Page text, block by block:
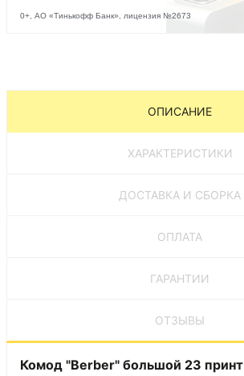
0+, АО «Тинькофф Банк», лицензия №2673
ОПИСАНИЕ
ХАРАКТЕРИСТИКИ
ДОСТАВКА И СБОРКА
ОПЛАТА
ГАРАНТИИ
ОТЗЫВЫ
Комод "Berber" большой 23 принт